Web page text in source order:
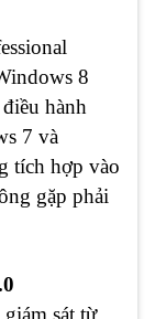
8
hành
7 và
tích hợp vào
gặp phải
sát từ